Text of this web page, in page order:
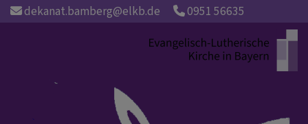
Direktdekanat.bamberg@elkb.de 0951 56635